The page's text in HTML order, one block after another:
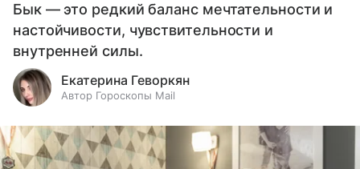
Бык — это редкий баланс мечтательности и
настойчивости, чувствительности и
внутренней силы.
Екатерина Геворкян
Автор Гороскопы Mail